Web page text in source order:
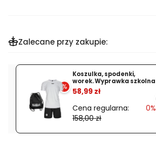
rozpinana
czarna
Zalecane przy zakupie:
%
Koszulka, spodenki,
worek. Wyprawka szkolna
58,99 zł
Cena regularna:
158,00 zł
0%